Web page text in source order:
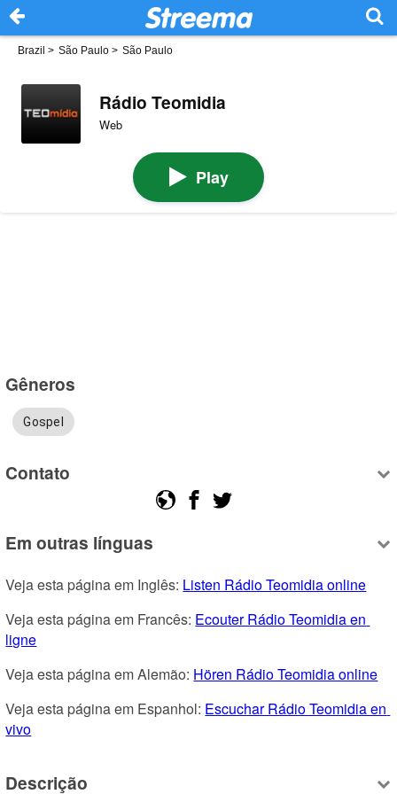
Brazil > São Paulo > São Paulo
Rádio Teomidia
Web
Play
Gêneros
Gospel
Contato
Em outras línguas
Veja esta página em Inglês: Listen Rádio Teomidia online
Veja esta página em Francês: Ecouter Rádio Teomidia en
ligne
Veja esta página em Alemão: Hören Rádio Teomidia online
Veja esta página em Espanhol: Escuchar Rádio Teomidia en
vivo
Descrição